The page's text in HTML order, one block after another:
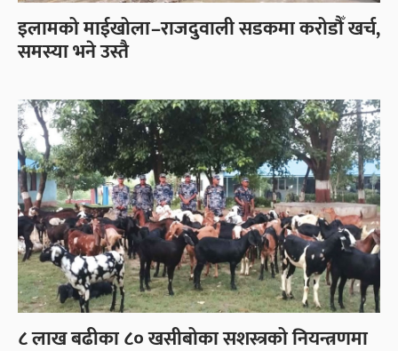
इलामको माईखोला–राजदुवाली सडकमा करोडौँ खर्च,
समस्या भने उस्तै
८ लाख बढीका ८० खसीबोका सशस्त्रको नियन्त्रणमा